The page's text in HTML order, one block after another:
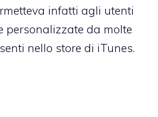
infatti agli utenti
personalizzate da molte
nello store di iTunes.